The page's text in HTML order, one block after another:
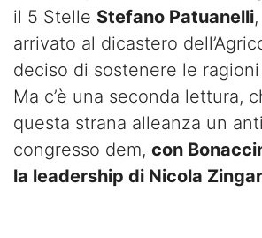
il 5 Stelle Stefano Patuanelli
arrivato al dicastero
deciso di sostenere le
Ma c’è una seconda lettura,
questa strana alleanza un
congresso dem, con
la leadership di Nicola